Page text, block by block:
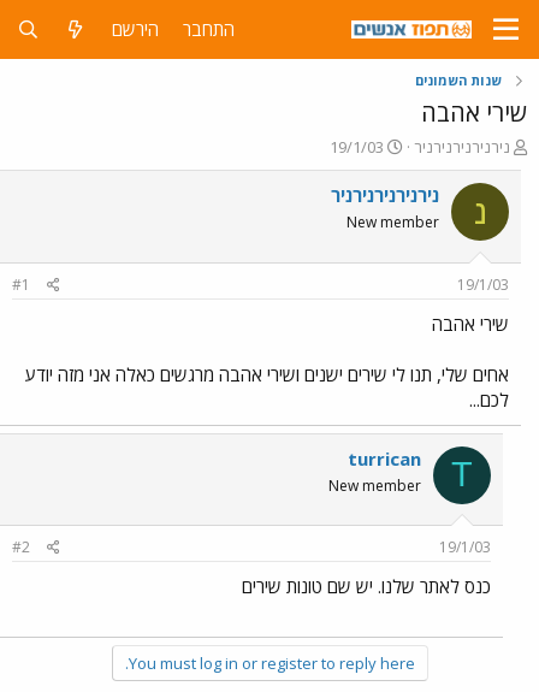
התחבר הירשם
שנות השמונים
שירי אהבה
פ
ו
ת
ח
ה
ש
א
נירנירנירנירניר
פ
ו
ר
ם
19/1/03
נ נירנירנירנירניר
New member
19/1/03
#1
שירי אהבה
אחים שלי, תנו לי שירים ישנים ושירי אהבה מרגשים כאלה אני מזה יודע
לכם...
T
turrican
New member
19/1/03
#2
כנס לאתר שלנו. יש שם טונות שירים
You must log in or register to reply here.